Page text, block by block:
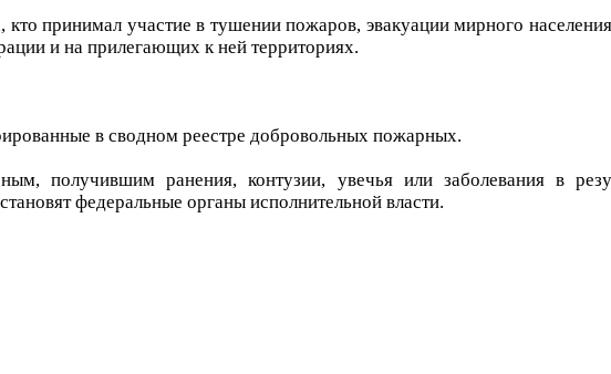
принимал участие в тушении пожаров, эвакуации мирного
и на прилегающих к ней территориях.
в сводном реестре добровольных пожарных.
получившим ранения, контузии, увечья или заболевания в
федеральные органы исполнительной власти.